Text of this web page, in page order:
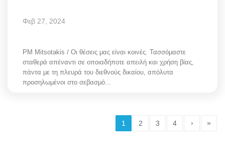
Φεβ 27, 2024
PM Mitsotakis / Οι θέσεις μας είναι κοινές. Τασσόμαστε
σταθερά απέναντι σε οποιαδήποτε απειλή και χρήση βίας,
πάντα με τη πλευρά του διεθνούς δικαίου, απόλυτα
προσηλωμένοι στο σεβασμό...
1 2 3 4 › »